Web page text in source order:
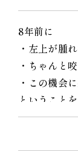
8年前に
・左上が腫
・ちゃんと
・この機会
ということ
りに来院く